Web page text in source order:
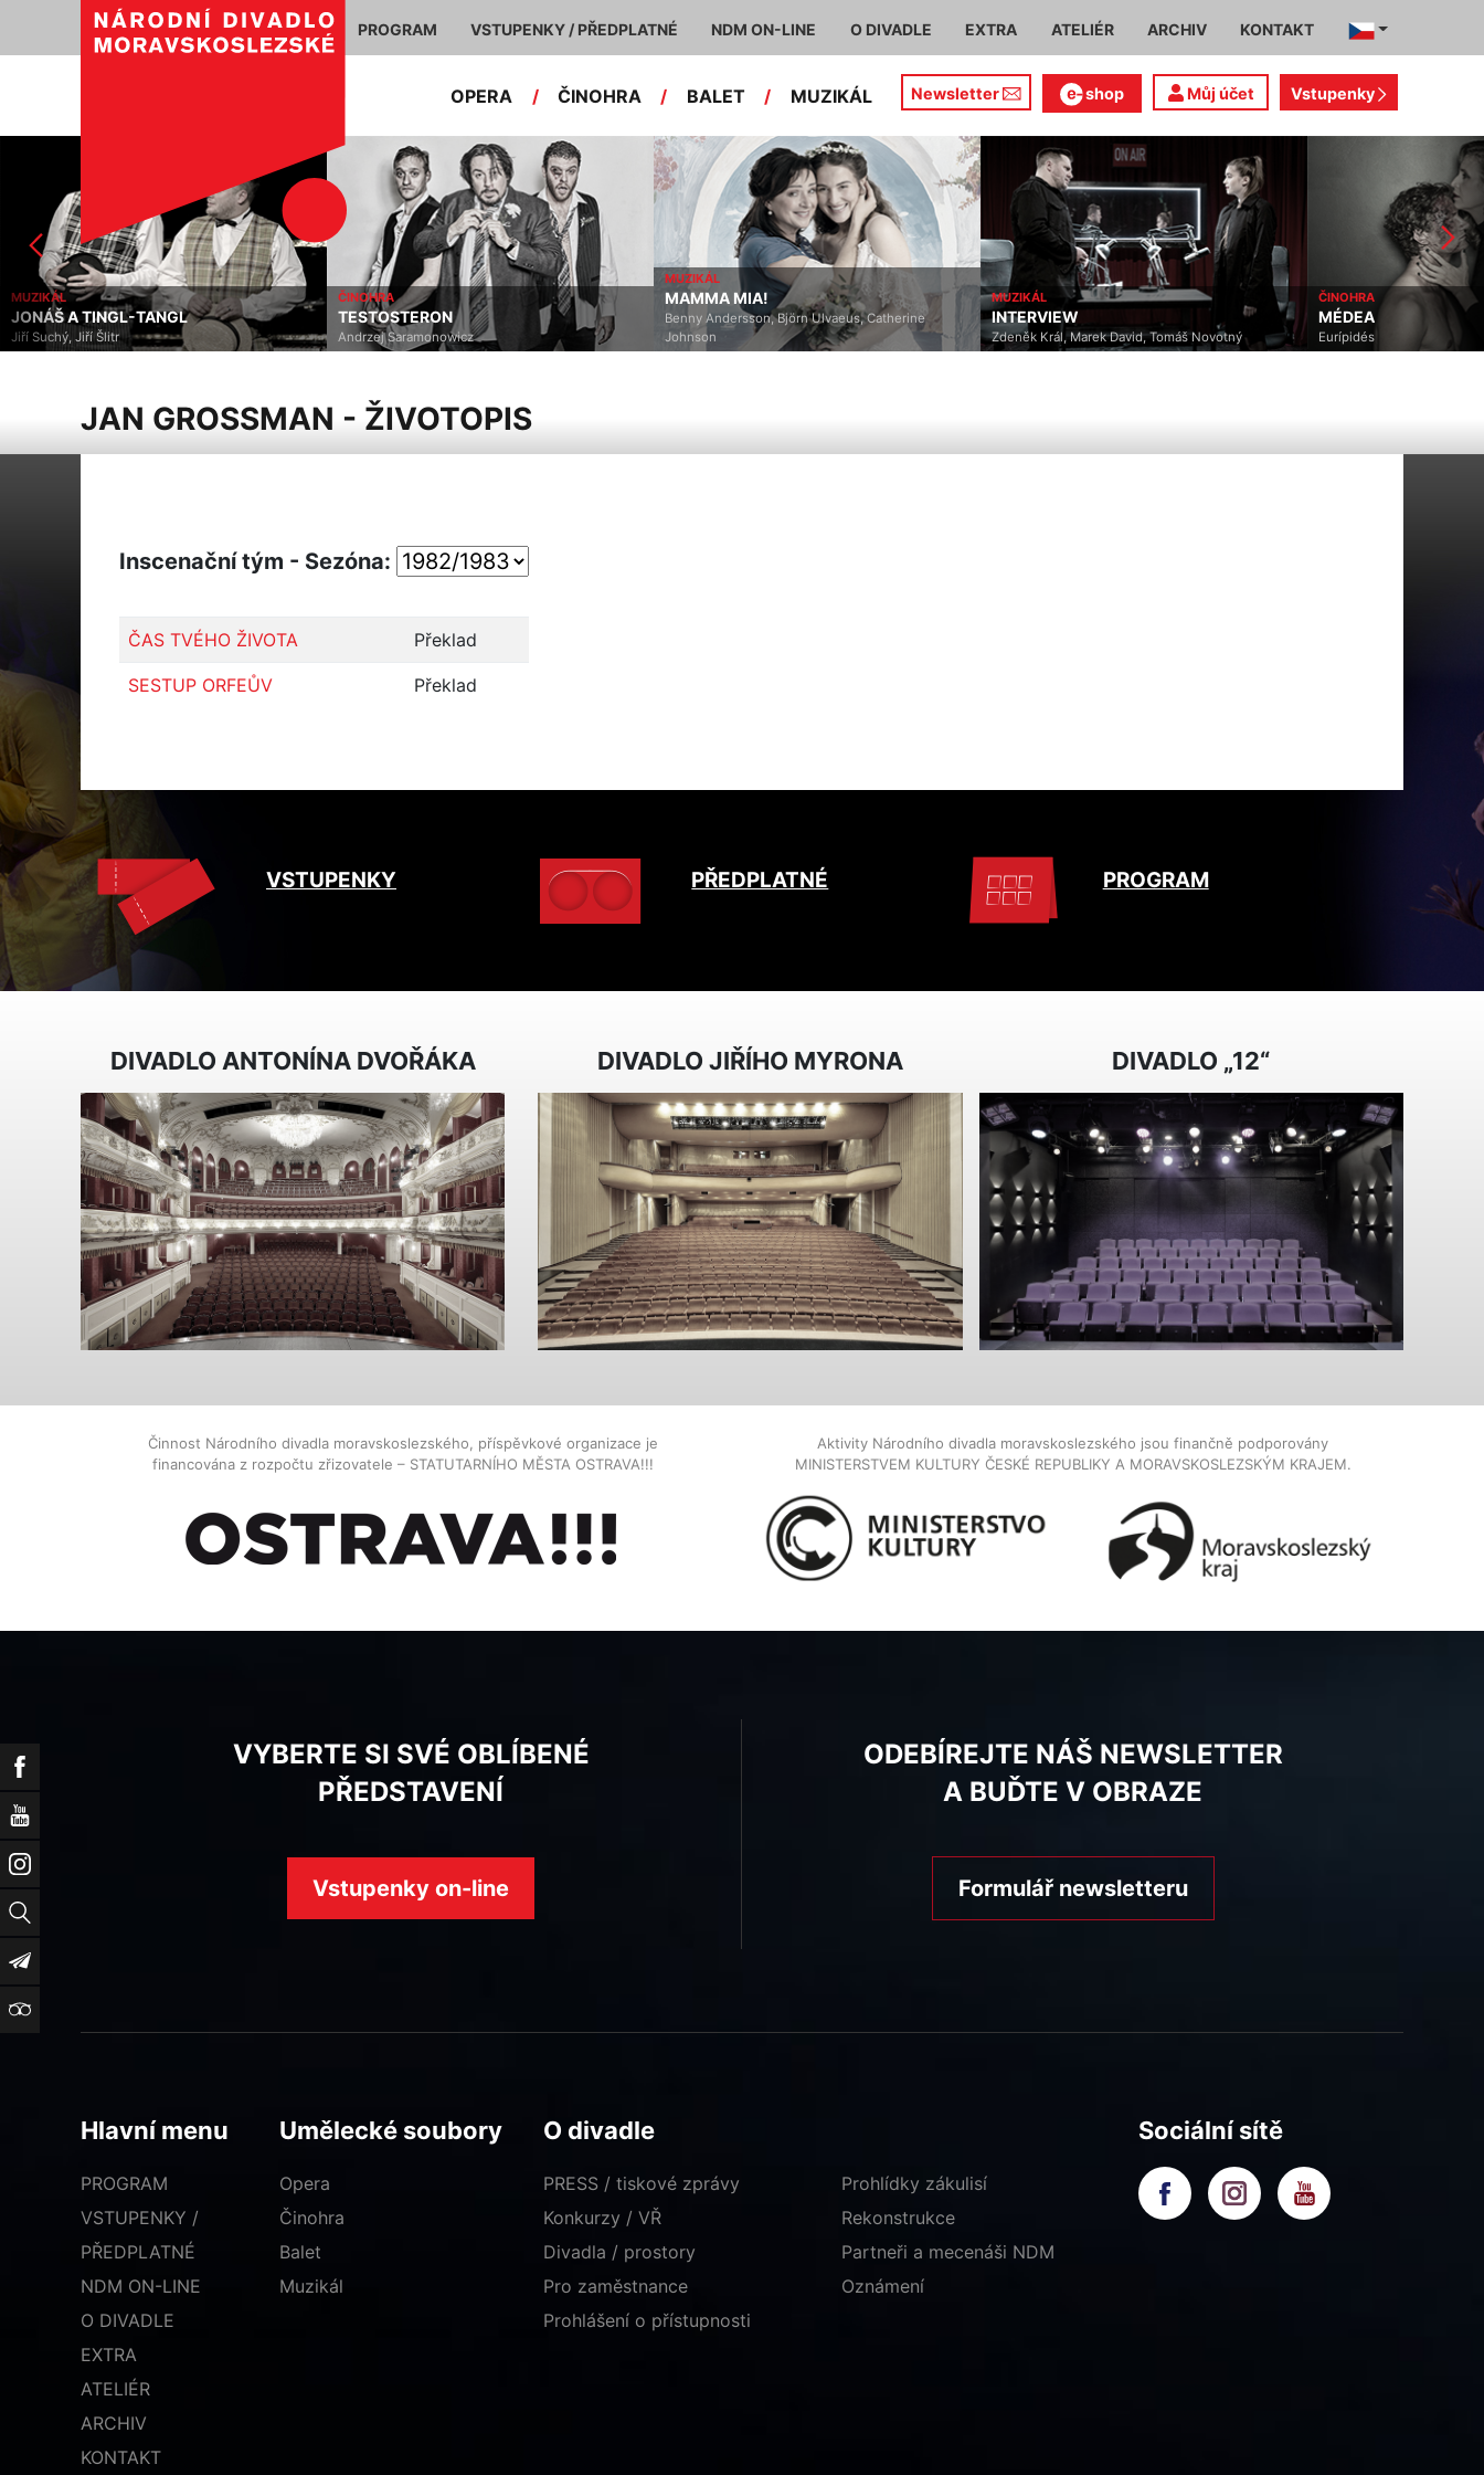
Facebook
YouTube
Instagram
Vyhledat
Newsletter
TripAdvisor
PROGRAM VSTUPENKY / PŘEDPLATNÉ NDM ON-LINE O DIVADLE EXTRA ATELIÉR ARCHIV KONTAKT
OPERA / ČINOHRA / BALET / MUZIKÁL Newsletter shop Můj účet Vstupenky
MUZIKÁL
JONÁŠ A TINGL-TANGL
Jiří Suchý, Jiří Šlitr
ČINOHRA
TESTOSTERON
Andrzej Saramonowicz
MUZIKÁL
MAMMA MIA!
Benny Andersson, Björn Ulvaeus, Catherine
Johnson
MUZIKÁL
INTERVIEW
Zdeněk Král, Marek David, Tomáš Novotný
ČINOHRA
MÉDEA
Eurípidés
JAN GROSSMAN - ŽIVOTOPIS
Inscenační tým - Sezóna:
ČAS TVÉHO ŽIVOTA Překlad
SESTUP ORFEŮV Překlad
VSTUPENKY PŘEDPLATNÉ PROGRAM
DIVADLO ANTONÍNA DVOŘÁKA DIVADLO JIŘÍHO MYRONA DIVADLO „12“
Činnost Národního divadla moravskoslezského, příspěvkové organizace je
financována z rozpočtu zřizovatele – STATUTARNÍHO MĚSTA OSTRAVA!!!
Aktivity Národního divadla moravskoslezského jsou finančně podporovány
MINISTERSTVEM KULTURY ČESKÉ REPUBLIKY A MORAVSKOSLEZSKÝM KRAJEM.
VYBERTE SI SVÉ OBLÍBENÉ
PŘEDSTAVENÍ
Vstupenky on-line
ODEBÍREJTE NÁŠ NEWSLETTER
A BUĎTE V OBRAZE
Formulář newsletteru
Hlavní menu
PROGRAM
VSTUPENKY /
PŘEDPLATNÉ
NDM ON-LINE
O DIVADLE
EXTRA
ATELIÉR
ARCHIV
KONTAKT
Umělecké soubory
Opera
Činohra
Balet
Muzikál
O divadle
PRESS / tiskové zprávy
Konkurzy / VŘ
Divadla / prostory
Prohlídky zákulisí
Rekonstrukce
Partneři a mecenáši NDM
Pro zaměstnance
Oznámení
Prohlášení o přístupnosti
Sociální sítě